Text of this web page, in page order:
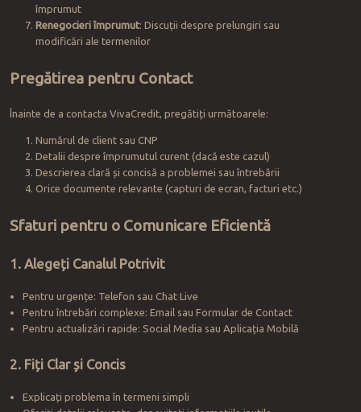
împrumut
Renegocieri împrumut: Discuții despre prelungiri sau
modificări ale termenilor
Pregătirea pentru Contact
Înainte de a contacta VivaCredit, pregătiți următoarele:
Numărul de client sau CNP
Detalii despre împrumutul curent (dacă este cazul)
Descrierea clară și concisă a problemei sau întrebării
Orice documente relevante (capturi de ecran, facturi etc.)
Sfaturi pentru o Comunicare Eficientă
1. Alegeți Canalul Potrivit
Pentru urgențe: Telefon sau Chat Live
Pentru întrebări complexe: Email sau Formular de Contact
Pentru actualizări rapide: Social Media sau Aplicația Mobilă
2. Fiți Clar și Concis
Explicați problema în termeni simpli